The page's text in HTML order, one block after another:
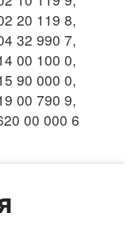
20 119 8,
32 990 7,
00 100 0,
90 000 0,
00 790 9,
00 000 6